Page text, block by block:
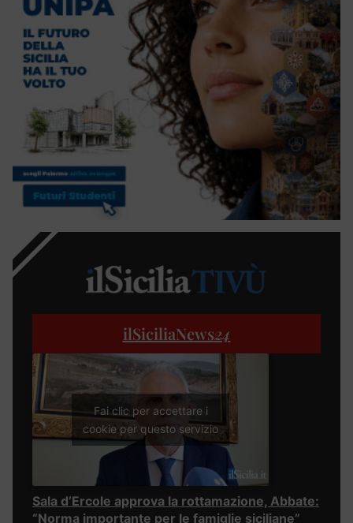
ilSiciliaNews24
Fai clic per accettare i
cookie per questo servizio
Sala d’Ercole approva la rottamazione, Abbate:
“Norma importante per le famiglie siciliane”